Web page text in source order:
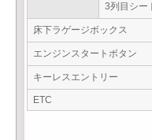
3列目シー
床下ラゲージボックス
エンジンスタートボタン
キーレスエントリー
ETC